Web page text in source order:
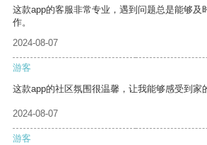
这款app的客服非常专业，遇到问题总是能够及
作。
2024-08-07
游客
这款app的社区氛围很温馨，让我能够感受到家
2024-08-07
游客